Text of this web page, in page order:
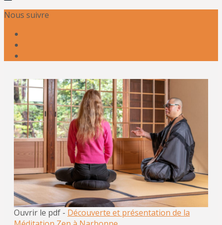
Nous suivre
Ouvrir le pdf - Découverte et présentation de la